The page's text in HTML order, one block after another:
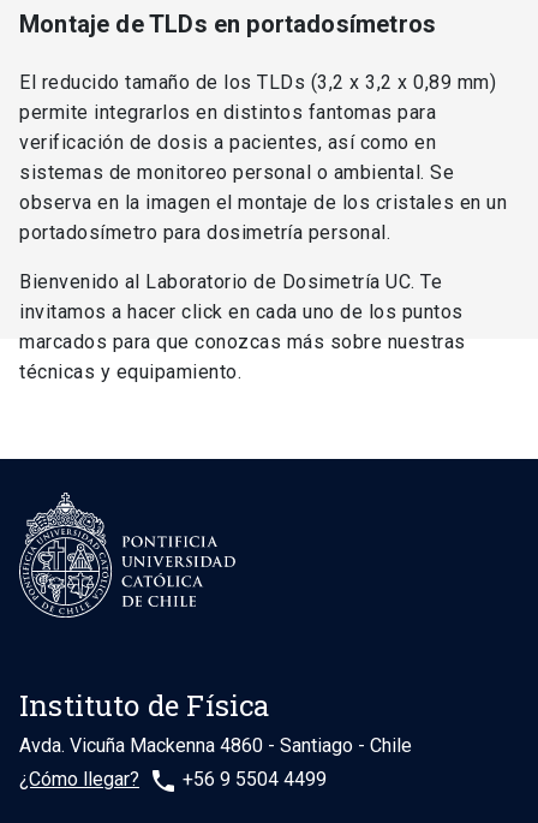
Montaje de TLDs en portadosímetros
El reducido tamaño de los TLDs (3,2 x 3,2 x 0,89 mm)
permite integrarlos en distintos fantomas para
verificación de dosis a pacientes, así como en
sistemas de monitoreo personal o ambiental. Se
observa en la imagen el montaje de los cristales en un
portadosímetro para dosimetría personal.
Bienvenido al Laboratorio de Dosimetría UC. Te
invitamos a hacer click en cada uno de los puntos
marcados para que conozcas más sobre nuestras
técnicas y equipamiento.
Instituto de Física
Avda. Vicuña Mackenna 4860 - Santiago - Chile
¿Cómo llegar?
phone +56 9 5504 4499